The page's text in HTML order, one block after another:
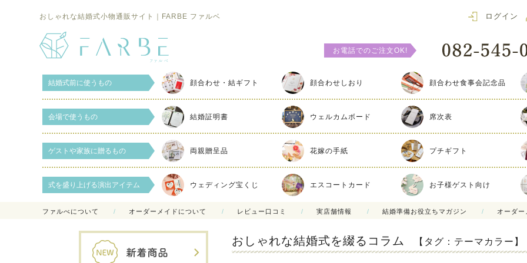
おしゃれな結婚式小物通販サイト｜FARBE ファルベ ログイン
お電話でのご注文OK!
結婚式前に使うもの 顔合わせ・結ギフト 顔合わせしおり 顔合わせ食事会記念品
会場で使うもの 結婚証明書 ウェルカムボード 席次表
ゲストや家族に贈るもの 両親贈呈品 花嫁の手紙 プチギフト
式を盛り上げる演出アイテム ウェディング宝くじ エスコートカード お子様ゲスト向け
ファルべについて オーダーメイドについて レビュー口コミ 実店舗情報 結婚準備お役立ちマガジン オーダ
おしゃれな結婚式を綴るコラム 【タグ：テーマカラー】